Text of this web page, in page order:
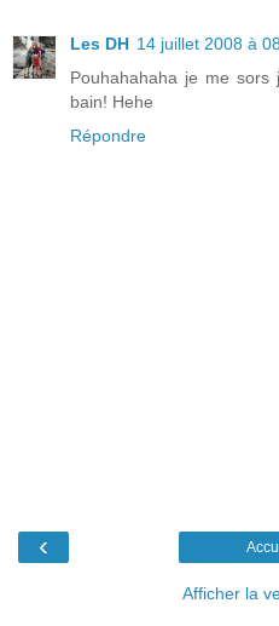
Les DH 14 juillet 2008 à
Pouhahahaha je me
bain! Hehe
Répondre
‹
Afficher la